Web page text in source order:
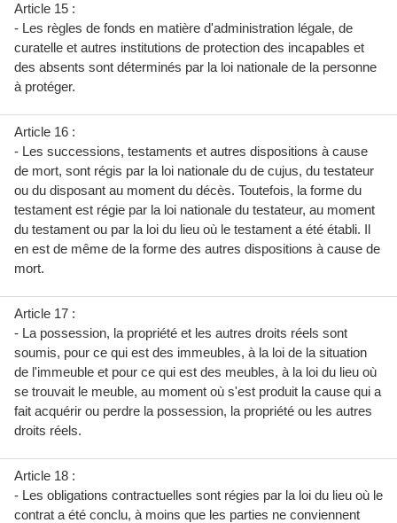
Article 15 :
- Les règles de fonds en matière d'administration légale, de
curatelle et autres institutions de protection des incapables et
des absents sont déterminés par la loi nationale de la personne
à protéger.
Article 16 :
- Les successions, testaments et autres dispositions à cause
de mort, sont régis par la loi nationale du de cujus, du testateur
ou du disposant au moment du décès. Toutefois, la forme du
testament est régie par la loi nationale du testateur, au moment
du testament ou par la loi du lieu où le testament a été établi. Il
en est de même de la forme des autres dispositions à cause de
mort.
Article 17 :
- La possession, la propriété et les autres droits réels sont
soumis, pour ce qui est des immeubles, à la loi de la situation
de l'immeuble et pour ce qui est des meubles, à la loi du lieu où
se trouvait le meuble, au moment où s'est produit la cause qui a
fait acquérir ou perdre la possession, la propriété ou les autres
droits réels.
Article 18 :
- Les obligations contractuelles sont régies par la loi du lieu où le
contrat a été conclu, à moins que les parties ne conviennent